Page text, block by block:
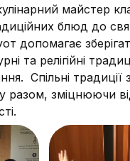
майстер
блюд до
допомагає
та релігійні
Спільні традиції
разом, зміцнюючи